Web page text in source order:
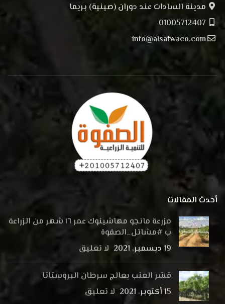
مدينة السادات عند دوران (صينية) بريما
info@alsafwaco.com
أحدث المقالات
مزرعة مانجو مهاشينوك عمر ١٦ شهر من الزراعة
ب #مشاتل_الصفوة
19 ديسمبر، 2021
لا تعليق
قشر العنب يعالج سرطان البروستاتا
15 أكتوبر، 2021
لا تعليق